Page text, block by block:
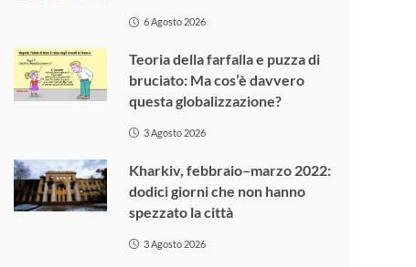
6 Agosto 2026
Teoria della farfalla e puzza di
bruciato: Ma cos’è davvero
questa globalizzazione?
3 Agosto 2026
Kharkiv, febbraio–marzo 2022:
dodici giorni che non hanno
spezzato la città
3 Agosto 2026